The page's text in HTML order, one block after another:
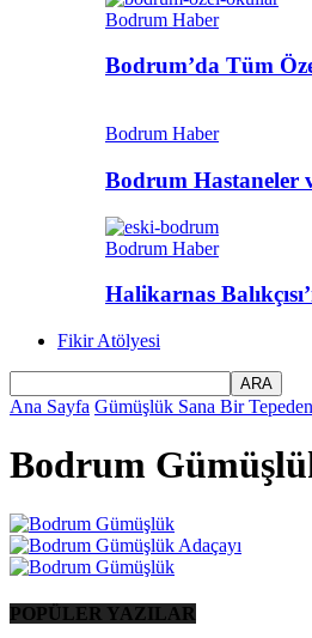
Bodrum Haber
Bodrum’da Tüm
Bodrum Haber
Bodrum Hastaneler
Bodrum Haber
Halikarnas
Fikir Atölyesi
Ana Sayfa Gümüşlük Sana Bir
Bodrum
POPÜLER YAZILAR